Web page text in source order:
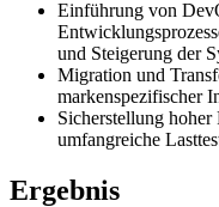
Einführung von
und Steigerung der
Migration und
markenspezifischer
Sicherstellung
umfangreiche
Ergebnis